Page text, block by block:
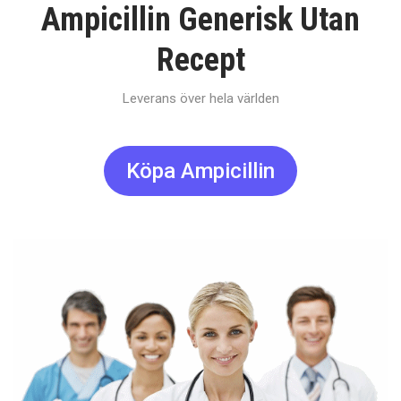
Ampicillin Generisk Utan
Recept
Leverans över hela världen
Köpa Ampicillin